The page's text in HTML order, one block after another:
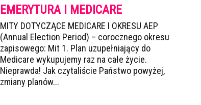
EMERYTURA I MEDICARE
MITY DOTYCZĄCE MEDICARE I OKRESU AEP
(Annual Election Period) – corocznego okresu
zapisowego: Mit 1. Plan uzupełniający do
Medicare wykupujemy raz na całe życie.
Nieprawda! Jak czytaliście Państwo powyżej,
zmiany planów...